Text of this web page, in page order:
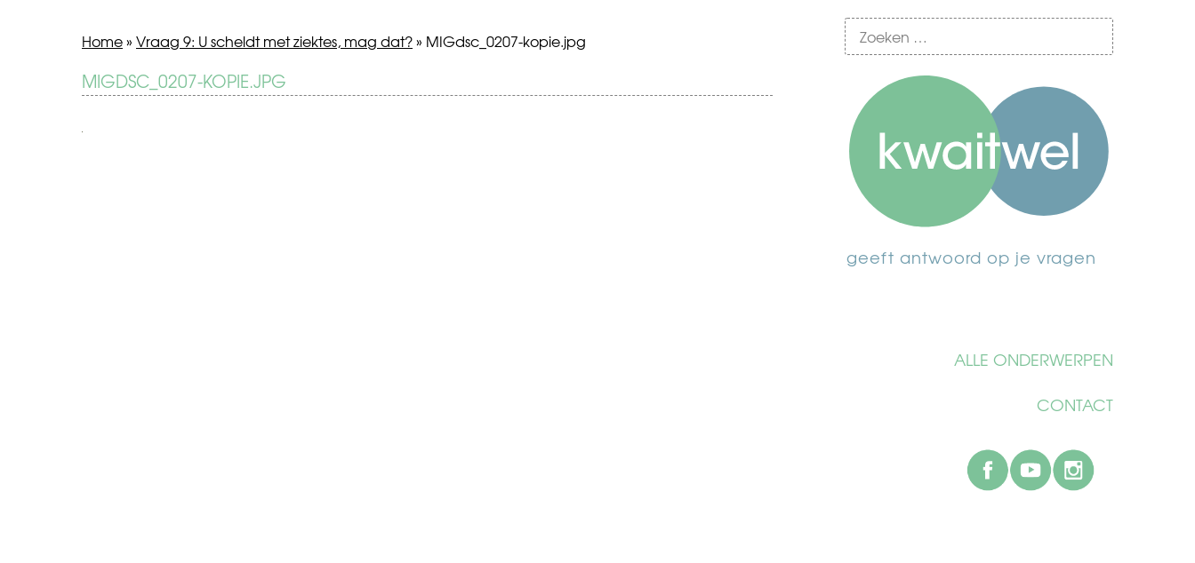
geeft antwoord op je vragen
ALLE ONDERWERPEN
CONTACT
facebook
Home» Vraag 9: U scheldt met ziektes, mag dat?» MIGdsc_0207-kopie.jpg
MIGDSC_0207-KOPIE.JPG
BERICHT
NAVIGATIE
Vraag
9:
scheldt